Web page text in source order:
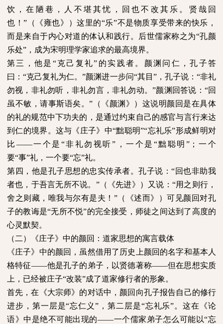
饮，在陋巷，人不堪其忧，回也不改其乐。贤哉回
也！”（《雍也》）这里的“乐”不是物质享受带来的快乐，
而是来自于内心对道的体认和践行。后世儒家称之为“孔颜
乐处”，成为宋明理学家追求的最高境界。
第三，他是“克己复礼”的实践者。颜渊问仁，孔子答
曰：“克己复礼为仁。”颜渊进一步问“其目”，孔子说：“非礼
勿视，非礼勿听，非礼勿言，非礼勿动。”颜渊回答说：“回
虽不敏，请事斯语矣。”（《颜渊》）这说明颜回是在具体
的礼的规范中下功夫的，是通过约束自己的感官与言行来达
到仁的境界。这与《庄子》中“黜聪明”“忘礼乐”形成鲜明对
比——一个是“非礼勿视听”，一个是“黜聪明”；一个
要“事”礼，一个要“忘”礼。
第四，他是孔子思想的忠实传承者。孔子说：“回也非助我
者也，于吾言无所不说。”（《先进》）又说：“用之则行，
舍之则藏，唯我与尔有是夫！”（《述而》）可见颜回对孔
子的教诲是“无所不悦”的完全接受，师徒之间达到了高度的
心灵默契。
（二）《庄子》中的颜回：道家思想的寓言载体
《庄子》中的颜回，虽然借用了历史上颜回的名字和基本人
格特征——他是孔子的弟子，以贤德著称——但在思想实质
上，已经被庄子“改装”成了道家修行者的形象。
首先，在《大宗师》的对话中，颜回向孔子报告自己的修行
进步，第一层是“忘仁义”，第二层是“忘礼乐”。这在《论
语》中是绝不可能出现的——一个儒家弟子怎么可能以“忘